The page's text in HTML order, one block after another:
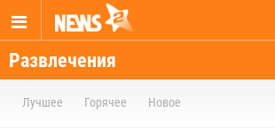
Развлечения
Лучшее Горячее Новое